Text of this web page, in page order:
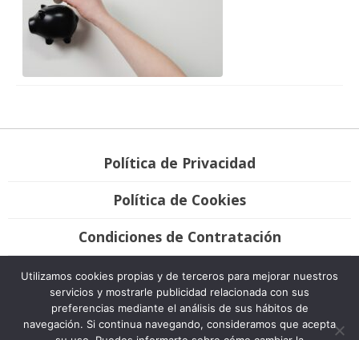
Política de Privacidad
Política de Cookies
Condiciones de Contratación
Únete
Bravo Advocats, 2007-2020. Todos los derechos reservados. Desarrollo
Plátano Comunicación & Marketing.
Utilizamos cookies propias y de terceros para mejorar nuestros
servicios y mostrarle publicidad relacionada con sus
preferencias mediante el análisis de sus hábitos de
navegación. Si continua navegando, consideramos que acepta